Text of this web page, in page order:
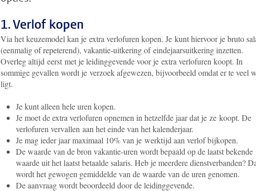
1. Verlof kopen
Via het keuzemodel kan je extra verlofuren kopen. Je kunt hiervoor je bruto
(eenmalig of repeterend), vakantie-uitkering of eindejaarsuitkering inzetten.
Overleg altijd eerst met je leidinggevende voor je extra verlofuren koopt. In
sommige gevallen wordt je verzoek afgewezen, bijvoorbeeld omdat er te veel
ligt.
Je kunt alleen hele uren kopen.
Je moet de extra verlofuren opnemen in hetzelfde jaar dat je ze koopt. De
verlofuren vervallen aan het einde van het kalenderjaar.
Je mag ieder jaar maximaal 10% van je werktijd aan verlof bijkopen.
De waarde van de bron vakantie-uren wordt bepaald op de laatst bekende
waarde uit het laatst betaalde salaris. Heb je meerdere dienstverbanden?
wordt het gewogen gemiddelde van de waarde van de uren genomen.
De aanvraag wordt beoordeeld door de leidinggevende.